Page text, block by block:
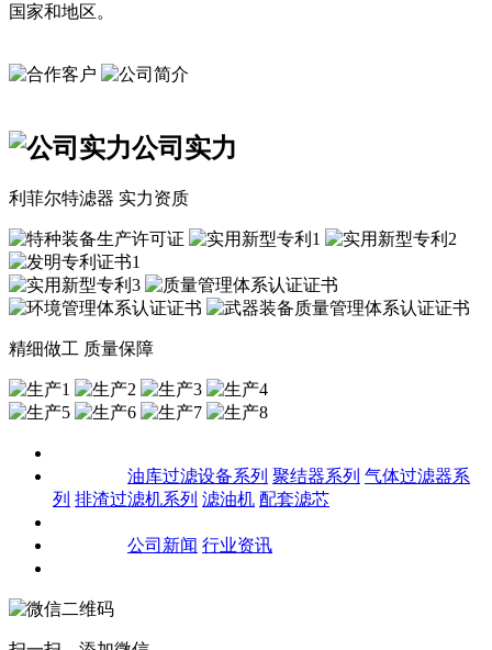
国家和地区。
公司实力
利菲尔特滤器 实力资质
精细做工 质量保障
油库过滤设备系列 聚结器系列 气体过滤器系
列 排渣过滤机系列 滤油机 配套滤芯
公司新闻 行业资讯